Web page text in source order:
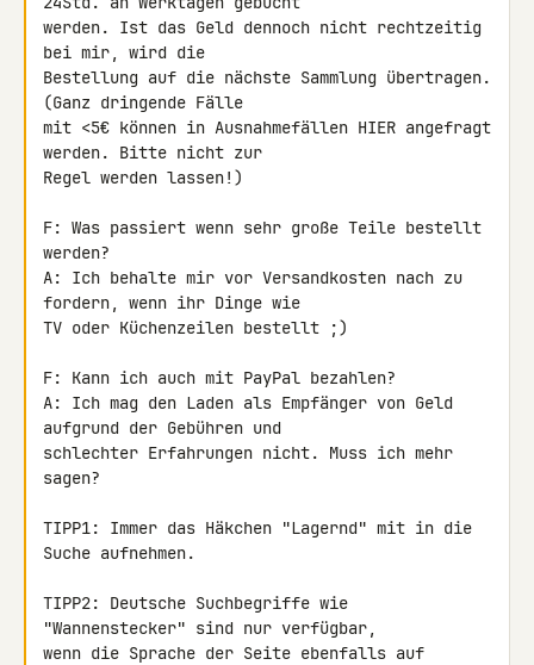
werden. Ist das Geld dennoch nicht rechtzeitig
bei mir, wird die
Bestellung auf die nächste Sammlung übertragen.
(Ganz dringende Fälle
mit <5€ können in Ausnahmefällen HIER angefragt
werden. Bitte nicht zur
Regel werden lassen!)
F: Was passiert wenn sehr große Teile bestellt
werden?
A: Ich behalte mir vor Versandkosten nach zu
fordern, wenn ihr Dinge wie
TV oder Küchenzeilen bestellt ;)
F: Kann ich auch mit PayPal bezahlen?
A: Ich mag den Laden als Empfänger von Geld
aufgrund der Gebühren und
schlechter Erfahrungen nicht. Muss ich mehr
sagen?
TIPP1: Immer das Häkchen "Lagernd" mit in die
Suche aufnehmen.
TIPP2: Deutsche Suchbegriffe wie
"Wannenstecker" sind nur verfügbar,
wenn die Sprache der Seite ebenfalls auf